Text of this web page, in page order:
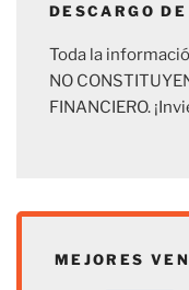
DESCARGO
Toda la
NO
FINANCIERO.
MEJORES